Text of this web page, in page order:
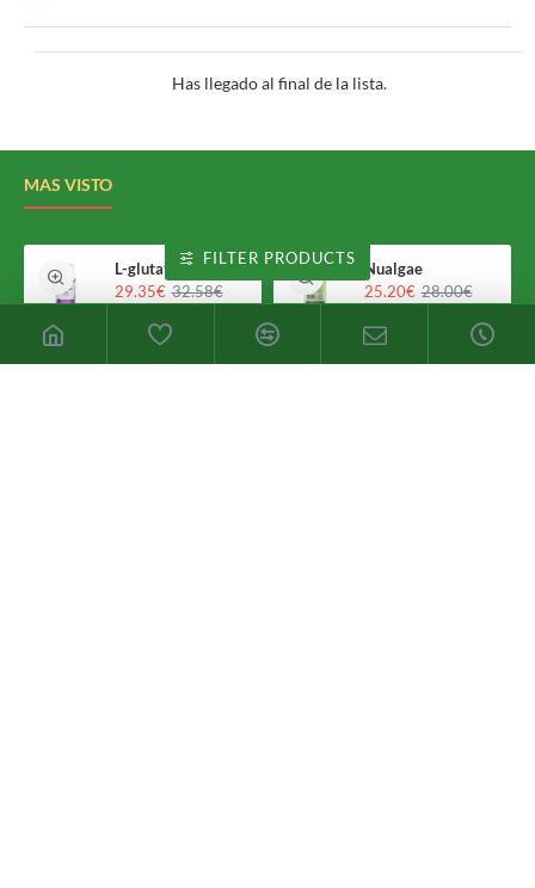
Has llegado al final de la lista.
MAS VISTO
L-glutation plus Holomega
29.35€ 32.58€
Nualgae
25.20€ 28.00€
FILTER PRODUCTS